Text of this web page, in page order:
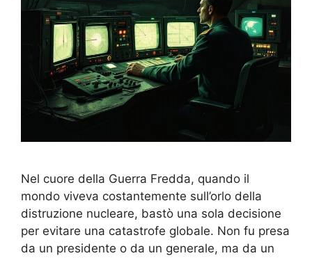
Nel cuore della Guerra Fredda, quando il
mondo viveva costantemente sull’orlo della
distruzione nucleare, bastò una sola decisione
per evitare una catastrofe globale. Non fu presa
da un presidente o da un generale, ma da un